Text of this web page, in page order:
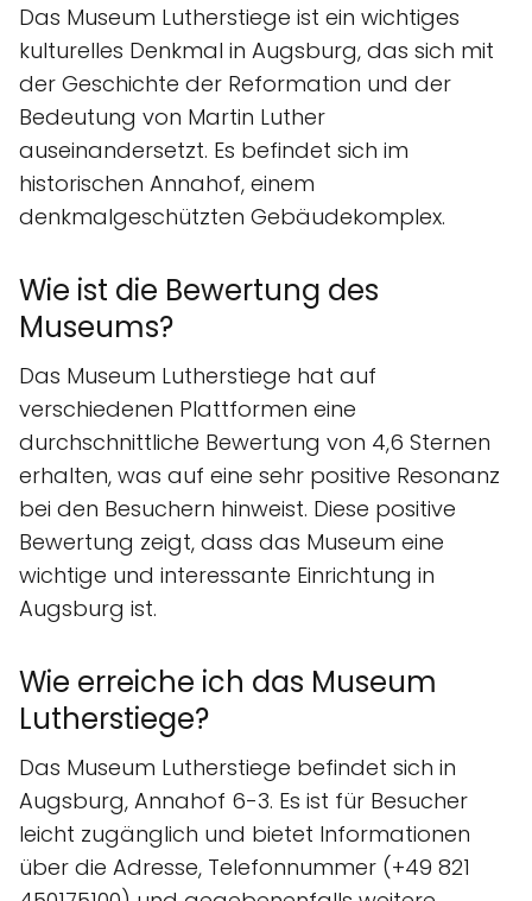
Das Museum Lutherstiege ist ein wichtiges
kulturelles Denkmal in Augsburg, das sich mit
der Geschichte der Reformation und der
Bedeutung von Martin Luther
auseinandersetzt. Es befindet sich im
historischen Annahof, einem
denkmalgeschützten Gebäudekomplex.
Wie ist die Bewertung des
Museums?
Das Museum Lutherstiege hat auf
verschiedenen Plattformen eine
durchschnittliche Bewertung von 4,6 Sternen
erhalten, was auf eine sehr positive Resonanz
bei den Besuchern hinweist. Diese positive
Bewertung zeigt, dass das Museum eine
wichtige und interessante Einrichtung in
Augsburg ist.
Wie erreiche ich das Museum
Lutherstiege?
Das Museum Lutherstiege befindet sich in
Augsburg, Annahof 6-3. Es ist für Besucher
leicht zugänglich und bietet Informationen
über die Adresse, Telefonnummer (+49 821